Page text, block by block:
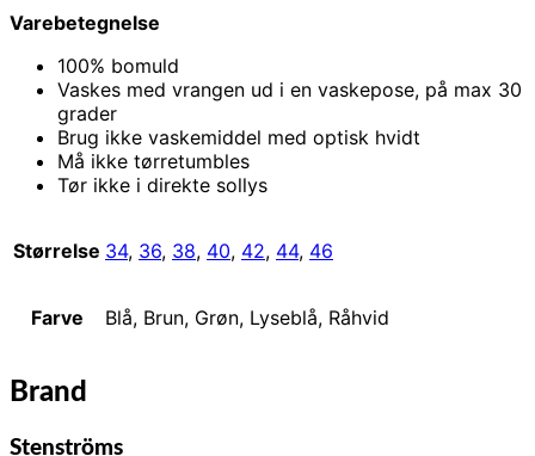
Varebetegnelse
100% bomuld
Vaskes med vrangen ud i en vaskepose, på max 30
grader
Brug ikke vaskemiddel med optisk hvidt
Må ikke tørretumbles
Tør ikke i direkte sollys
Størrelse 34, 36, 38, 40, 42, 44, 46
Farve Blå, Brun, Grøn, Lyseblå, Råhvid
Brand
Stenströms